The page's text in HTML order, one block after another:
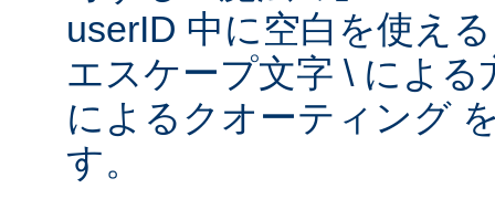
userID 中に空白を使え
エスケープ文字 \ による
によるクオーティング
す。